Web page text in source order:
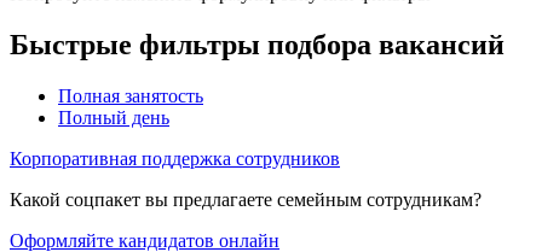
Быстрые фильтры подбора вакансий
Полная занятость
Полный день
Корпоративная поддержка сотрудников
Какой соцпакет вы предлагаете семейным сотрудникам?
Оформляйте кандидатов онлайн